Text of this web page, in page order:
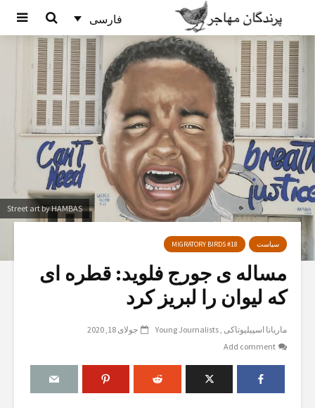
فارسی
Street art by HAMBAS
سیاست MIGRATORY BIRDS #18
مسالە ی جورج فلوید: قطرە ای
کە لیوان را لبریز کرد
ماریانا اسپیلیوتاکی Young Journalists
جولای 18, 2020
Add comment